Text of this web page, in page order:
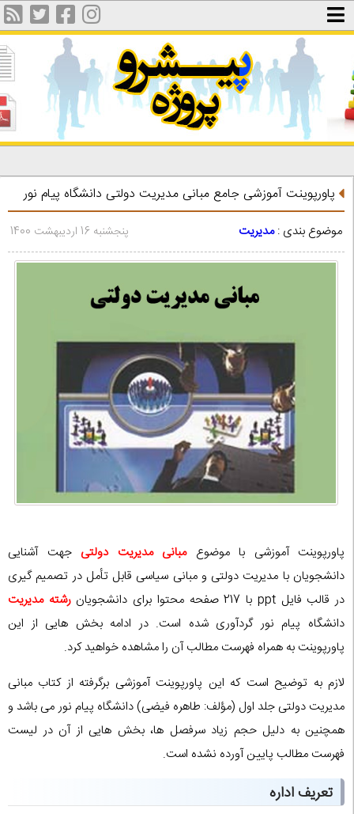
پاورپوینت آموزشی جامع مبانی مدیریت دولتی دانشگاه پیام نور
موضوع بندی :مدیریت پنجشنبه 16 اردیبهشت 1400
پاورپوینت آموزشی با موضوع مبانی مدیریت دولتیجهت آشنایی
دانشجویان با مدیریت دولتی و مبانی سیاسی قابل تأمل در تصمیم گیری
در قالب فایل ppt با 217 صفحه محتوا برای دانشجویان
رشته مدیریت
دانشگاه پیام نور گردآوری شده است. در ادامه بخش هایی از این
پاورپوینت به همراه فهرست مطالب آن را مشاهده خواهید کرد.
لازم به توضیح است که این پاورپوینت آموزشی برگرفته از کتاب مبانی
مدیریت دولتی جلد اول (مؤلف: طاهره فیضی) دانشگاه پیام نور می باشد و
همچنین به دلیل حجم زیاد سرفصل ها، بخش هایی از آن در لیست
فهرست مطالب پایین آورده نشده است.
تعریف اداره